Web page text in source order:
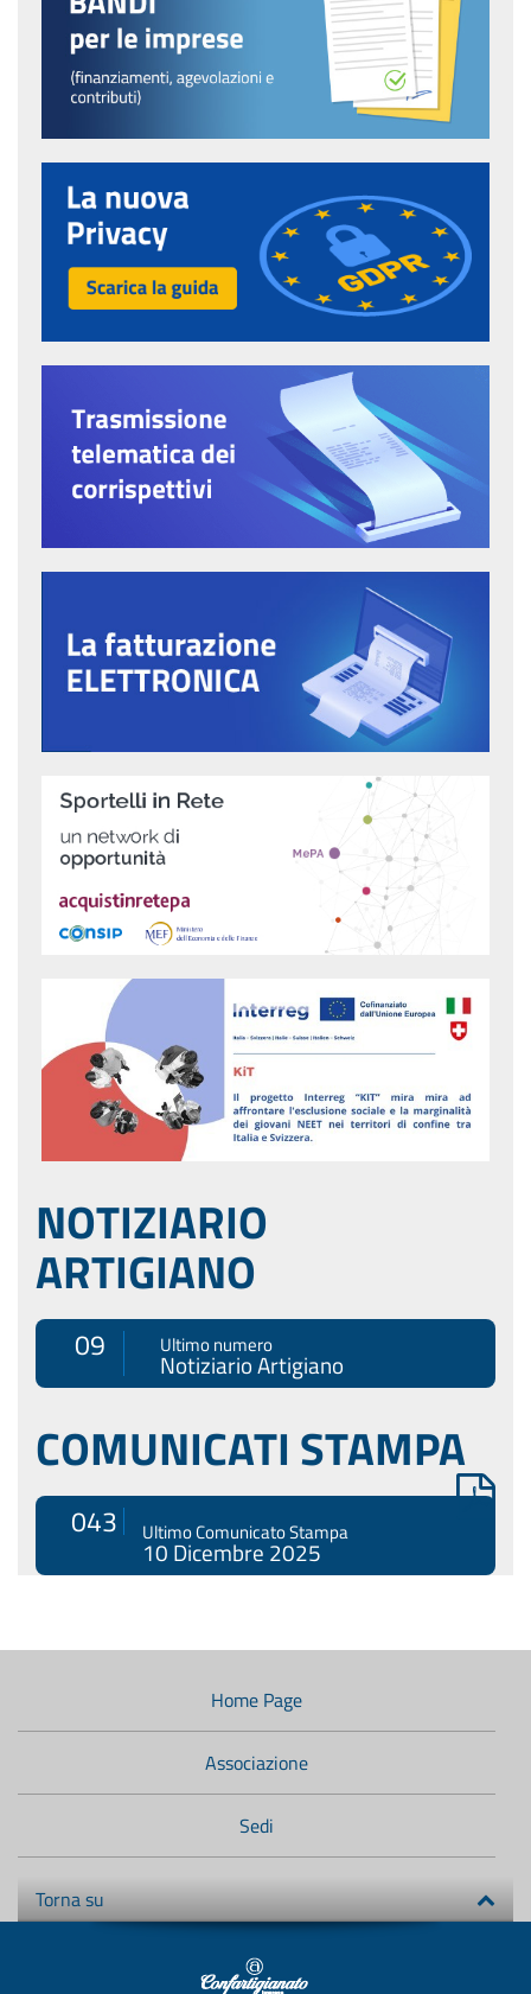
NOTIZIARIO
ARTIGIANO
09 Ultimo numero
Notiziario Artigiano
COMUNICATI STAMPA
043 Ultimo Comunicato Stampa
10 Dicembre 2025
Home Page
Associazione
Sedi
Torna su